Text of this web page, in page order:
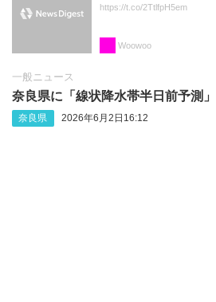
https://t.co/2TtlfpH5em
Woowoo
一般ニュース
奈良県に「線状降水帯半日前予測」
奈良県 2026年6月2日16:12